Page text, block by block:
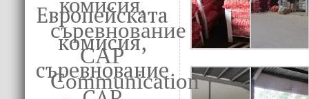
Европейската
комисия,
съревнование